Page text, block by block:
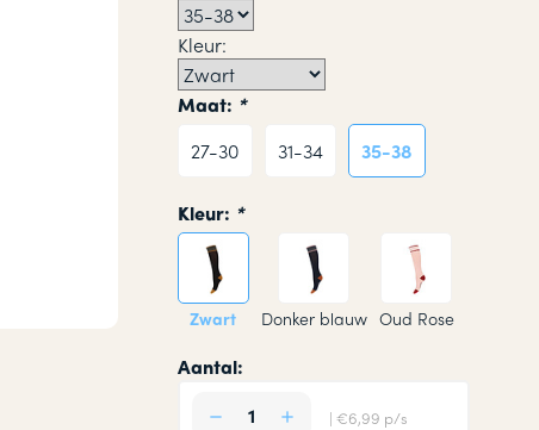
Kleur:
Maat: *
27-30
31-34 35-38
Kleur: *
Zwart Donker blauw Oud Rose
Aantal:
| €6,99 p/s